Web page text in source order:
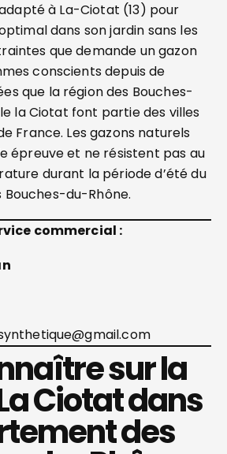
à La-Ciotat (13) pour
dans son jardin sans les
que demande un gazon
conscients depuis de
que la région des Bouches-
la Ciotat font partie des villes
France. Les gazons naturels
épreuve et ne résistent pas au
durant la période d’été du
du-Rhône.
commercial :
sur la
Ciotat dans
des